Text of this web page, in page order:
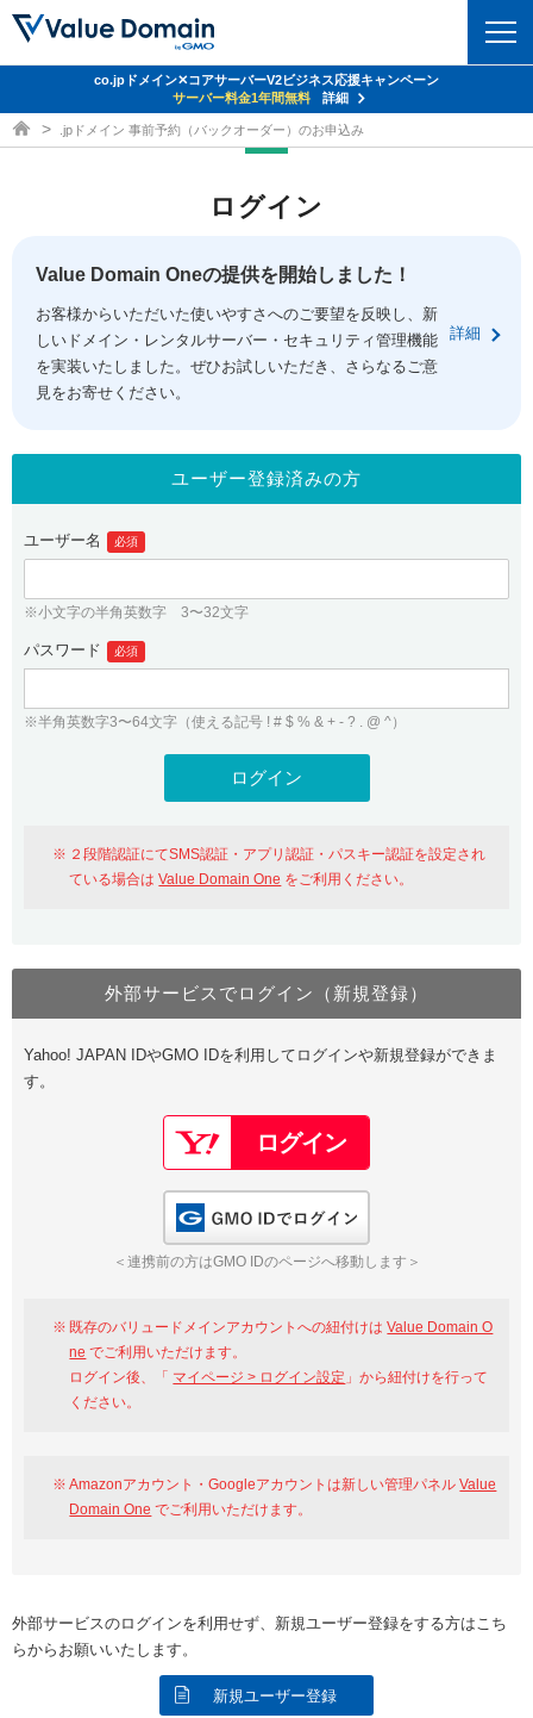
ドメイントップ
ドメイン移管
ドメイン価格一覧
ドメイン一括検索
.jpドメインオークション
gTLDオークション NEW!
.jpドメインバックオーダー
プレミアムドメイン
人気ドメインの種類
WHOIS検索
コアサーバー
バリューサーバー
XREA
セキュリティトップ
Value Domain ネットde診断
SSL証明書
サービストップ
お得意様割引
紹介制度
バリュードメインAPI
ドメイン・ホスティングOEM
facebook
ログイン
従来のバリュードメインをご利用希望の方
Value Domainにログイン
おすすめ One レンタルサーバーを含む最新の機能を使う方
Value Domain Oneにログイン
Google
GMO ID Amazon
※AmazonはValue Domain Oneのログイン画面へ遷移します
ユーザー登録
Value Domain Oneアカウント作成
以下でも登録可能
Google Yahoo!
GMO ID
co.jpドメイン✕コアサーバーV2ビジネス応援キャンペーン
サーバー料金1年間無料
詳細
ドメイン取得ならバリュードメイン
.jpドメイン 事前予約（バックオーダー）のお申込み
ログイン
Value Domain Oneの提供を開始しました！
お客様からいただいた使いやすさへのご要望を反映し、新
しいドメイン・レンタルサーバー・セキュリティ管理機能
を実装いたしました。ぜひお試しいただき、さらなるご意
見をお寄せください。
詳細
ユーザー登録済みの方
ユーザー名 必須
※小文字の半角英数字 3〜32文字
パスワード 必須
※半角英数字3〜64文字（使える記号 ! # $ % & + - ? . @ ^）
２段階認証にてSMS認証・アプリ認証・パスキー認証を設定され
ている場合はValue Domain One をご利用ください。
外部サービスでログイン（新規登録）
Yahoo! JAPAN IDやGMO IDを利用してログインや新規登録ができま
す。
＜連携前の方はGMO IDのページへ移動します＞
既存のバリュードメインアカウントへの紐付けはValue Domain O
ne でご利用いただけます。
ログイン後、「 マイページ > ログイン設定 」から紐付けを行って
ください。
Amazonアカウント・Googleアカウントは新しい管理パネルValue
Domain One でご利用いただけます。
外部サービスのログインを利用せず、新規ユーザー登録をする方はこち
らからお願いいたします。
新規ユーザー登録